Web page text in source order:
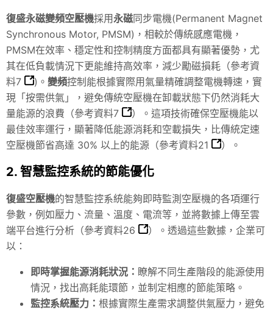
復盛永磁變頻空壓機採用永磁同步電機(Permanent Magnet
Synchronous Motor, PMSM)，相較於傳統感應電機，
PMSM在效率、穩定性和控制精度方面都具有顯著優勢，尤
其在低負載情況下更能維持高效率，減少勵磁損耗（參考資
料7
)。 變頻控制能根據實際用氣量精確調整電機轉速，實
現「按需供氣」，避免傳統空壓機在卸載狀態下仍然消耗大
量能源的浪費（參考資料7
）。這項技術確保空壓機能以
最佳效率運行，顯著降低能源消耗和空載損失，比傳統定速
空壓機節省高達 30% 以上的能源（參考資料21 ）。
2. 智慧監控系統的節能優化
復盛空壓機的智慧監控系統能夠即時監測空壓機的各項運行
參數，例如壓力、流量、溫度、電流等，並將數據上傳至雲
端平台進行分析（參考資料26
）。透過這些數據，企業可
以：
即時掌握能源消耗狀況： 瞭解不同生產階段的能源使用
情況，找出高耗能環節，並制定相應的節能策略。
監控系統壓力： 根據實際生產需求調整供氣壓力，避免